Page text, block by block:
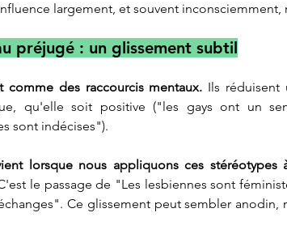
largement, et souvent inconsciemment,
préjugé : un glissement subtil
comme des raccourcis mentaux. Ils
qu'elle soit positive ("les gays ont un
sont indécises").
lorsque nous appliquons ces stéréotypes
le passage de "Les lesbiennes sont
Ce glissement peut sembler anodin,